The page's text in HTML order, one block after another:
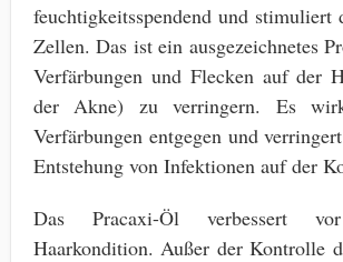
feuchtigkeitsspendend und stimuliert
Zellen. Das ist ein ausgezeichnetes
Verfärbungen und Flecken auf der
der Akne) zu verringern. Es
Verfärbungen entgegen und
Entstehung von Infektionen auf der
Das Pracaxi-Öl verbessert
Haarkondition. Außer der Kontrolle